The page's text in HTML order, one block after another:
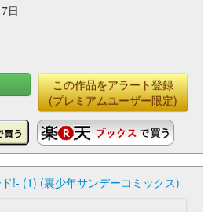
日
この作品をアラート登録
(プレミアムユーザー限定)
!- (1) (裏少年サンデーコミックス)